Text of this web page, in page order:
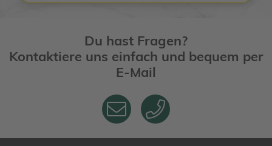
Du hast Fragen?
Kontaktiere uns einfach und bequem per
E-Mail